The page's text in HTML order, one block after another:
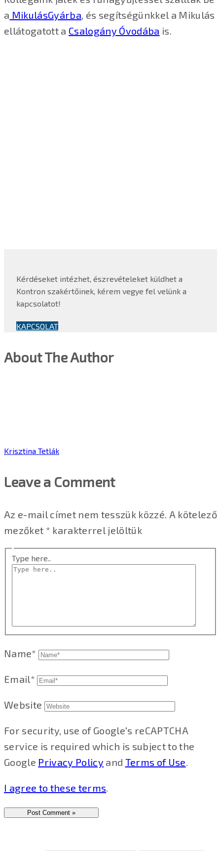
a MikulásGyárba, és segítségünkkel a Mikulás
ellátogatott a Csalogány Óvodába is.
Kérdéseket intézhet, észrevételeket küldhet a
Kontron szakértőinek, kérem vegye fel velünk a
kapcsolatot!
KAPCSOLAT
About The Author
Krisztina Tetlák
Leave a Comment
Az e-mail címet nem tesszük közzé. A kötelező
mezőket * karakterrel jelöltük
Type here..
Name*
Email*
Website
For security, use of Google's reCAPTCHA
service is required which is subject to the
Google Privacy Policy and Terms of Use.
I agree to these terms.